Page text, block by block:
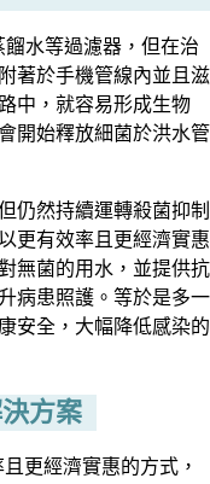
水等過濾器，但在治
著於手機管線內並且滋
中，就容易形成生物
開始釋放細菌於洪水管
仍然持續運轉殺菌抑制
更有效率且更經濟實惠
無菌的用水，並提供抗
病患照護。等於是多一
安全，大幅降低感染的
方案
更經濟實惠的方式，